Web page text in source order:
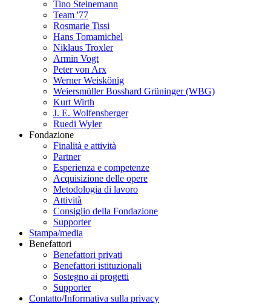
Tino Steinemann
Team '77
Rosmarie Tissi
Hans Tomamichel
Niklaus Troxler
Armin Vogt
Peter von Arx
Werner Weiskönig
Weiersmüller Bosshard Grüninger (WBG)
Kurt Wirth
J. E. Wolfensberger
Ruedi Wyler
Fondazione
Finalità e attività
Partner
Esperienza e competenze
Acquisizione delle opere
Metodologia di lavoro
Attività
Consiglio della Fondazione
Supporter
Stampa/media
Benefattori
Benefattori privati
Benefattori istituzionali
Sostegno ai progetti
Supporter
Contatto/Informativa sulla privacy